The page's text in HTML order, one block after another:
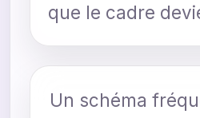
que le cadre
Un schéma